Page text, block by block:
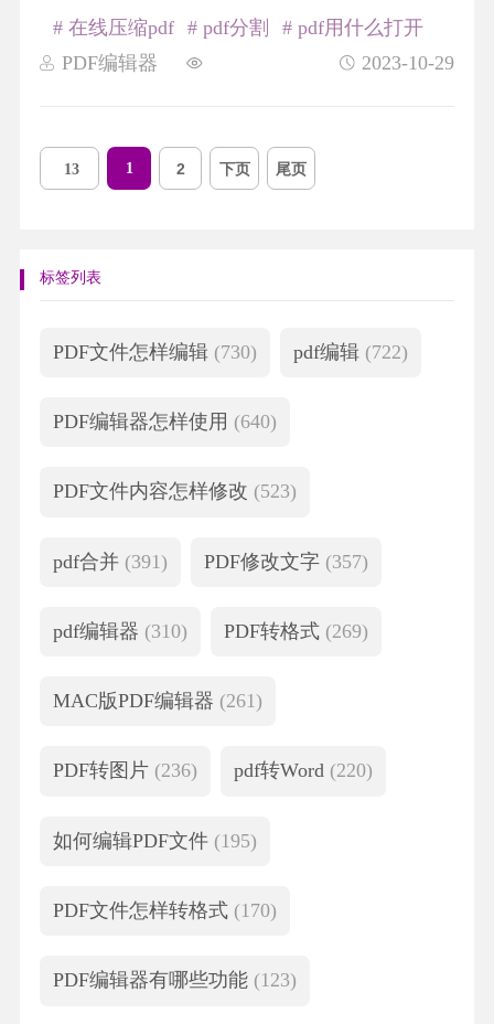
PDF编辑器 2023-10-29
# 在线压缩pdf # pdf分割 # pdf用什么打开
13 1 2 下页 尾页
标签列表
PDF文件怎样编辑 (730) pdf编辑 (722)
PDF编辑器怎样使用 (640)
PDF文件内容怎样修改 (523)
pdf合并 (391) PDF修改文字 (357)
pdf编辑器 (310) PDF转格式 (269)
MAC版PDF编辑器 (261)
PDF转图片 (236) pdf转Word (220)
如何编辑PDF文件 (195)
PDF文件怎样转格式 (170)
PDF编辑器有哪些功能 (123)